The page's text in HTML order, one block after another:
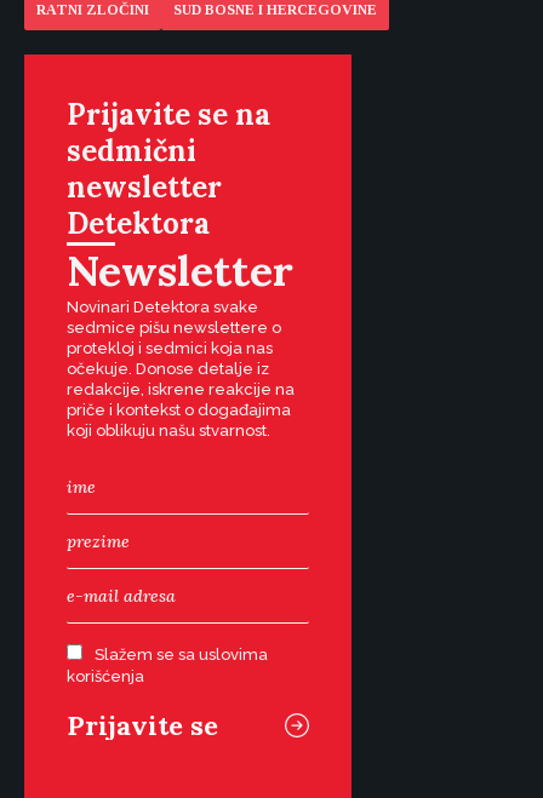
RATNI ZLOČINI SUD BOSNE I HERCEGOVINE
Prijavite se na
sedmični
newsletter
Detektora
Newsletter
Novinari Detektora svake
sedmice pišu newslettere o
protekloj i sedmici koja nas
očekuje. Donose detalje iz
redakcije, iskrene reakcije na
priče i kontekst o događajima
koji oblikuju našu stvarnost.
Slažem se sa uslovima
korišćenja